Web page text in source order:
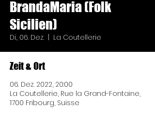
BrandaMaria (Folk
Sicilien)
Di., 06. Dez. La Coutellerie
Zeit & Ort
06. Dez. 2022, 20:00
La Coutellerie, Rue la Grand-Fontaine,
1700 Fribourg, Suisse